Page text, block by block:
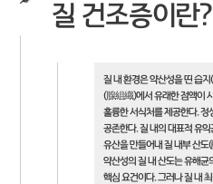
질 건조증이란?
질 내 환경은 약산성을 띤 습
(腺組織)에서 유래한 점액이
훌륭한 서식처를 제공한다. 정
공존한다. 질 내의 대표적 유
유산을 만들어내 질 내부 산
약산성의 질 내 산도는 유해
핵심 요건이다. 그러나 질 내